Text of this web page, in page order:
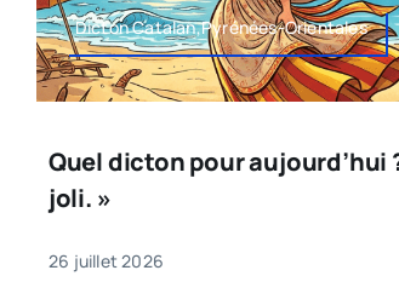
Dicton Catalan,Pyrénées-Orientales
Quel dicton pour aujourd’hui
joli. »
26 juillet 2026